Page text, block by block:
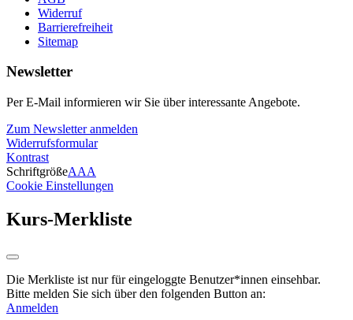
Widerruf
Barrierefreiheit
Sitemap
Newsletter
Per E-Mail informieren wir Sie über interessante Angebote.
Zum Newsletter anmelden
Widerrufsformular
Kontrast
SchriftgrößeAAA
Cookie Einstellungen
Kurs-Merkliste
Die Merkliste ist nur für eingeloggte Benutzer*innen einsehbar.
Bitte melden Sie sich über den folgenden Button an:
Anmelden